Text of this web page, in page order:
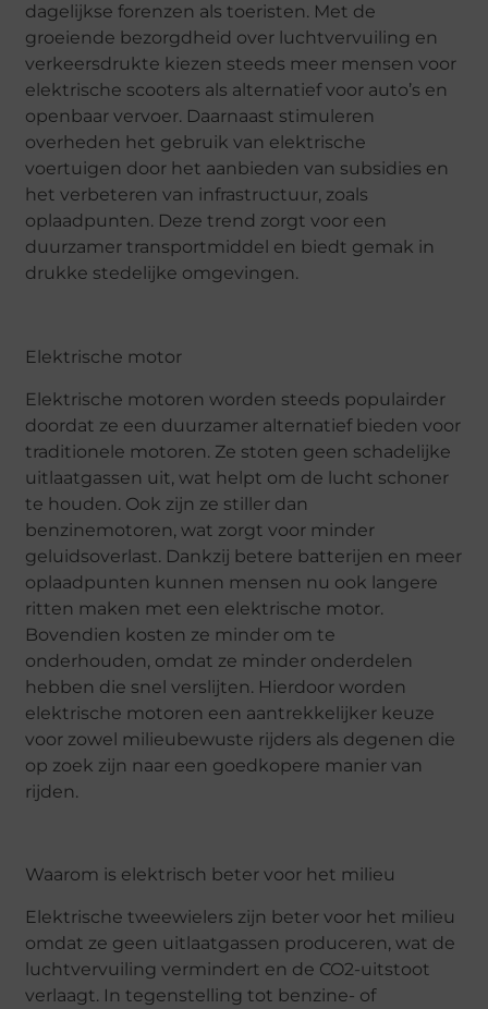
dagelijkse forenzen als toeristen. Met de
groeiende bezorgdheid over luchtvervuiling en
verkeersdrukte kiezen steeds meer mensen voor
elektrische scooters als alternatief voor auto’s en
openbaar vervoer. Daarnaast stimuleren
overheden het gebruik van elektrische
voertuigen door het aanbieden van subsidies en
het verbeteren van infrastructuur, zoals
oplaadpunten. Deze trend zorgt voor een
duurzamer transportmiddel en biedt gemak in
drukke stedelijke omgevingen.
Elektrische motor
Elektrische motoren worden steeds populairder
doordat ze een duurzamer alternatief bieden voor
traditionele motoren. Ze stoten geen schadelijke
uitlaatgassen uit, wat helpt om de lucht schoner
te houden. Ook zijn ze stiller dan
benzinemotoren, wat zorgt voor minder
geluidsoverlast. Dankzij betere batterijen en meer
oplaadpunten kunnen mensen nu ook langere
ritten maken met een elektrische motor.
Bovendien kosten ze minder om te
onderhouden, omdat ze minder onderdelen
hebben die snel verslijten. Hierdoor worden
elektrische motoren een aantrekkelijker keuze
voor zowel milieubewuste rijders als degenen die
op zoek zijn naar een goedkopere manier van
rijden.
Waarom is elektrisch beter voor het milieu
Elektrische tweewielers zijn beter voor het milieu
omdat ze geen uitlaatgassen produceren, wat de
luchtvervuiling vermindert en de CO2-uitstoot
verlaagt. In tegenstelling tot benzine- of